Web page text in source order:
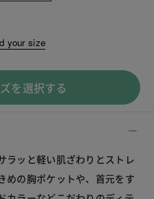
your size
を選択する
ラッと軽い肌ざわりとストレ
めの胸ポケットや、首元をす